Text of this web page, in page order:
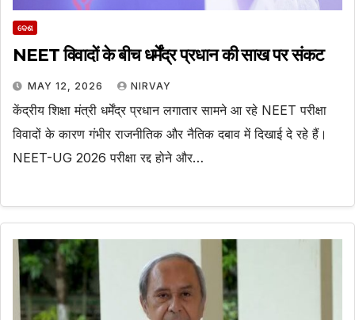
ଦେଶ
NEET विवादों के बीच धर्मेंद्र प्रधान की साख पर संकट
MAY 12, 2026 NIRVAY
केंद्रीय शिक्षा मंत्री धर्मेंद्र प्रधान लगातार सामने आ रहे NEET परीक्षा
विवादों के कारण गंभीर राजनीतिक और नैतिक दबाव में दिखाई दे रहे हैं।
NEET-UG 2026 परीक्षा रद्द होने और…